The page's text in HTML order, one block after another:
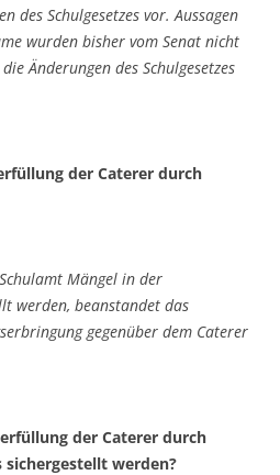
des Schulgesetzes vor. Aussagen
wurden bisher vom Senat nicht
Änderungen des Schulge­setzes
der Caterer durch
Mängel in der
werden, beanstandet das
gegenüber dem Caterer
der Caterer durch
sichergestellt werden?